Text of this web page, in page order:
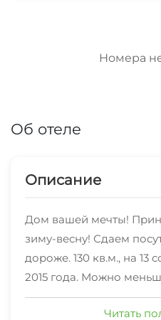
Номера
Об отеле
Описание
Дом вашей мечты!
зиму-весну! Сдаем
дороже. 130 кв.м., на 13
2015 года. Можно
сколько проживающих.
Бассейн, зона отдыха,
Читать